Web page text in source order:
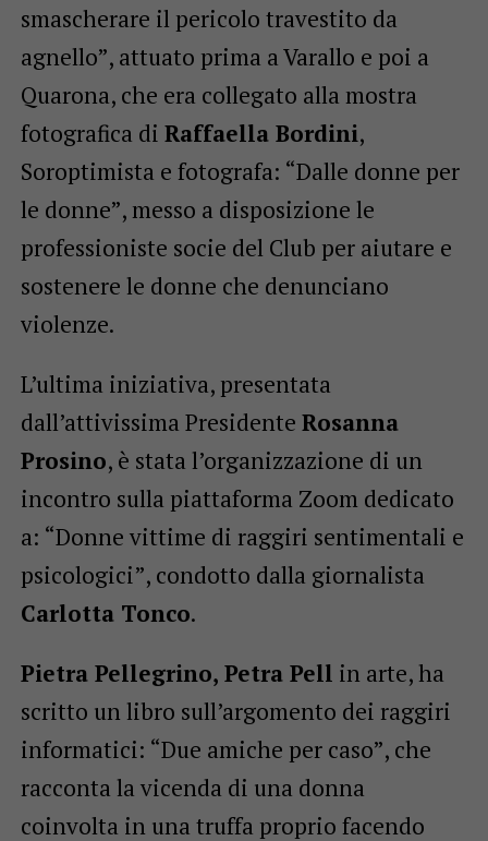
smascherare il pericolo travestito da
agnello”, attuato prima a Varallo e poi a
Quarona, che era collegato alla mostra
fotografica di Raffaella Bordini,
Soroptimista e fotografa: “Dalle donne per
le donne”, messo a disposizione le
professioniste socie del Club per aiutare e
sostenere le donne che denunciano
violenze.
L’ultima iniziativa, presentata
dall’attivissima Presidente Rosanna
Prosino, è stata l’organizzazione di un
incontro sulla piattaforma Zoom dedicato
a: “Donne vittime di raggiri sentimentali e
psicologici”, condotto dalla giornalista
Carlotta Tonco.
Pietra Pellegrino, Petra Pell in arte, ha
scritto un libro sull’argomento dei raggiri
informatici: “Due amiche per caso”, che
racconta la vicenda di una donna
coinvolta in una truffa proprio facendo